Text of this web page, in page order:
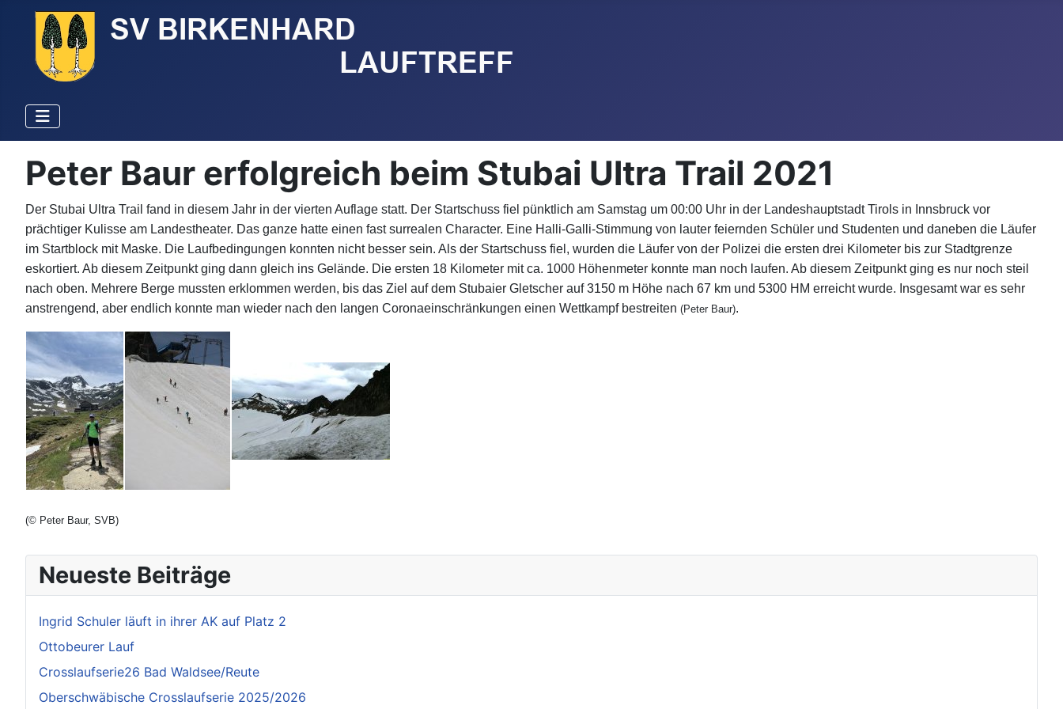
Peter Baur erfolgreich beim Stubai Ultra Trail 2021
Der Stubai Ultra Trail fand in diesem Jahr in der vierten Auflage statt. Der Startschuss fiel pünktlich am Samstag um 00:00 Uhr in der Landeshauptstadt Tirols in Innsbruck vor
prächtiger Kulisse am Landestheater. Das ganze hatte einen fast surrealen Character. Eine Halli-Galli-Stimmung von lauter feiernden Schüler und Studenten und daneben die Läufer
im Startblock mit Maske. Die Laufbedingungen konnten nicht besser sein. Als der Startschuss fiel, wurden die Läufer von der Polizei die ersten drei Kilometer bis zur Stadtgrenze
eskortiert. Ab diesem Zeitpunkt ging dann gleich ins Gelände. Die ersten 18 Kilometer mit ca. 1000 Höhenmeter konnte man noch laufen. Ab diesem Zeitpunkt ging es nur noch steil
nach oben. Mehrere Berge mussten erklommen werden, bis das Ziel auf dem Stubaier Gletscher auf 3150 m Höhe nach 67 km und 5300 HM erreicht wurde. Insgesamt war es sehr
anstrengend, aber endlich konnte man wieder nach den langen Coronaeinschränkungen einen Wettkampf bestreiten (Peter Baur).
(© Peter Baur, SVB)
Neueste Beiträge
Ingrid Schuler läuft in ihrer AK auf Platz 2
Ottobeurer Lauf
Crosslaufserie26 Bad Waldsee/Reute
Oberschwäbische Crosslaufserie 2025/2026